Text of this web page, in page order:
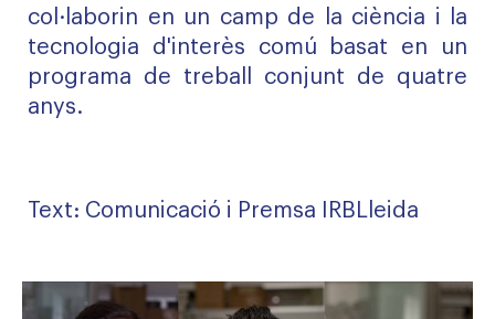
col·laborin en un camp de la ciència i la
tecnologia d'interès comú basat en un
programa de treball conjunt de quatre
anys.
Text: Comunicació i Premsa IRBLleida